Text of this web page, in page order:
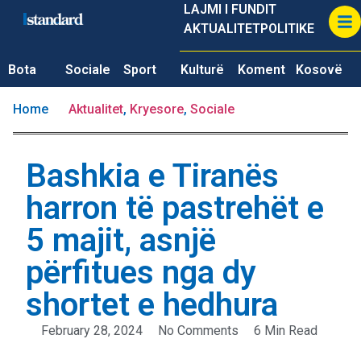
LAJMI I FUNDIT
AKTUALITETPOLITIKE
Bota Sociale Sport Kulturë Koment Kosovë
Home Aktualitet, Kryesore, Sociale
Bashkia e Tiranës
harron të pastrehët e
5 majit, asnjë
përfitues nga dy
shortet e hedhura
February 28, 2024 No Comments
6 Min Read